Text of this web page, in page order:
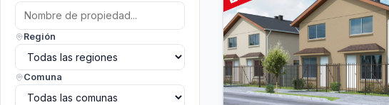
hipotecario
Región
Comuna